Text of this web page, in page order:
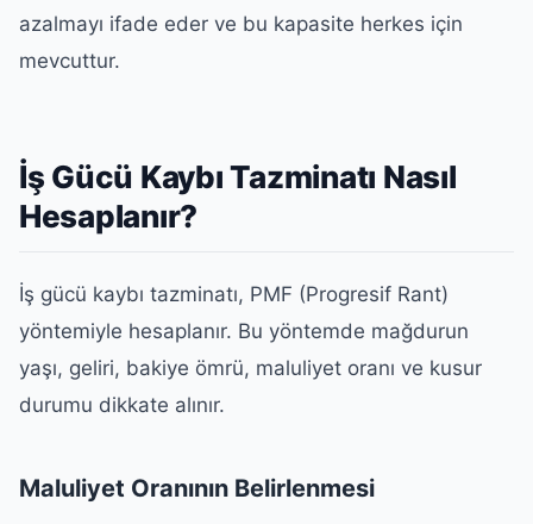
azalmayı ifade eder ve bu kapasite herkes için
mevcuttur.
İş Gücü Kaybı Tazminatı Nasıl
Hesaplanır?
İş gücü kaybı tazminatı, PMF (Progresif Rant)
yöntemiyle hesaplanır. Bu yöntemde mağdurun
yaşı, geliri, bakiye ömrü, maluliyet oranı ve kusur
durumu dikkate alınır.
Maluliyet Oranının Belirlenmesi